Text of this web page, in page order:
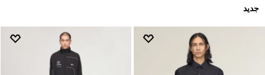
جديد